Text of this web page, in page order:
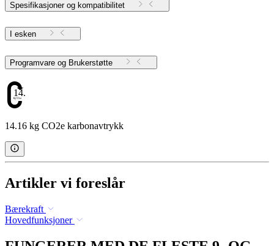
Spesifikasjoner og kompatibilitet
I esken
Programvare og Brukerstøtte
14.16
14.16 kg CO2e karbonavtrykk
Artikler vi foreslår
Bærekraft
Hovedfunksjoner